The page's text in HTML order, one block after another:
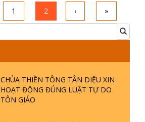
1 2 › »
CHÙA THIỀN TÔNG TÂN DIỆU XIN
HOẠT ĐỘNG ĐÚNG LUẬT TỰ DO
TÔN GIÁO